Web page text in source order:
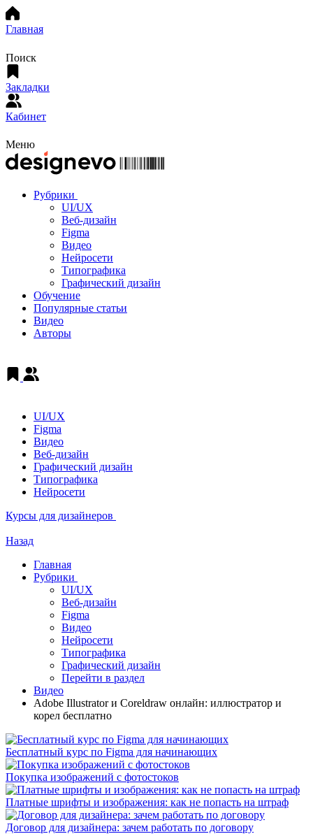
Главная
Поиск
Закладки
Кабинет
Меню
Рубрики
UI/UX
Веб-дизайн
Figma
Видео
Нейросети
Типографика
Графический дизайн
Обучение
Популярные статьи
Видео
Авторы
UI/UX
Figma
Видео
Веб-дизайн
Графический дизайн
Типографика
Нейросети
Курсы для дизайнеров
Назад
Главная
Рубрики
UI/UX
Веб-дизайн
Figma
Видео
Нейросети
Типографика
Графический дизайн
Перейти в раздел
Видео
Adobe Illustrator и Сoreldraw онлайн: иллюстратор и
корел бесплатно
Бесплатный курс по Figma для начинающих
Покупка изображений с фотостоков
Платные шрифты и изображения: как не попасть на штраф
Договор для дизайнера: зачем работать по договору